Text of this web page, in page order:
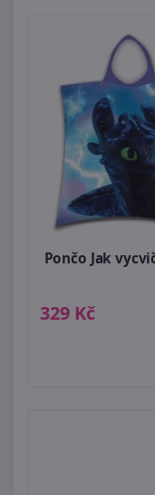
Pončo Jak
329 Kč